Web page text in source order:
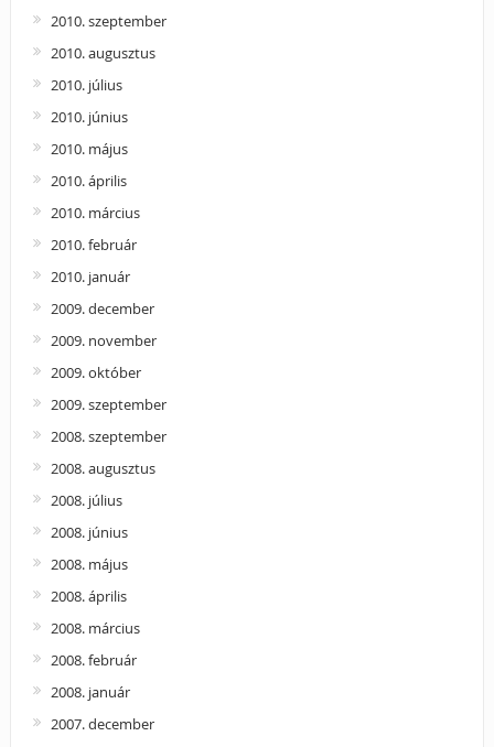
2010. szeptember
2010. augusztus
2010. július
2010. június
2010. május
2010. április
2010. március
2010. február
2010. január
2009. december
2009. november
2009. október
2009. szeptember
2008. szeptember
2008. augusztus
2008. július
2008. június
2008. május
2008. április
2008. március
2008. február
2008. január
2007. december